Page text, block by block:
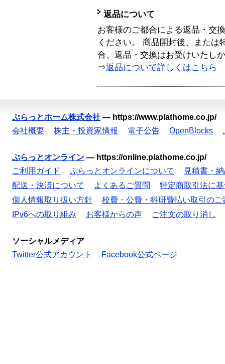
返品について
お客様のご都合による返品・交
ください。 商品開封後、または
合、返品・交換はお受けいたし
⇒返品について詳しくはこちら
ぷらっとホーム株式会社 — https://www.plathome.co.jp/
会社概要
株主・投資家情報 電子公告 OpenBlocks
ぷらっとオンライン — https://online.plathome.co.jp/
ご利用ガイド
ぷらっとオンラインについて
見積書・
配送・決済について
よくあるご質問
特定商取引法に
個人情報取り扱い方針
校費・公費・科研費払い取引のご
IPv6への取り組み
お客様からの声 ご注文の取り消し
ソーシャルメディア
Twitter公式アカウント
Facebook公式ページ